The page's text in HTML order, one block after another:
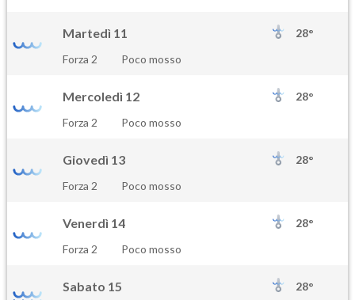
Martedì 11
28°
Forza 2
Poco mosso
Mercoledì 12
28°
Forza 2
Poco mosso
Giovedì 13
28°
Forza 2
Poco mosso
Venerdì 14
28°
Forza 2
Poco mosso
Sabato 15
28°